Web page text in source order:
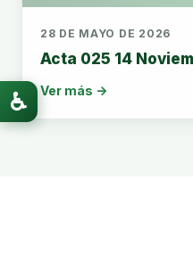
28 DE MAYO DE 2026
Acta 025 14
Ver más →
♿